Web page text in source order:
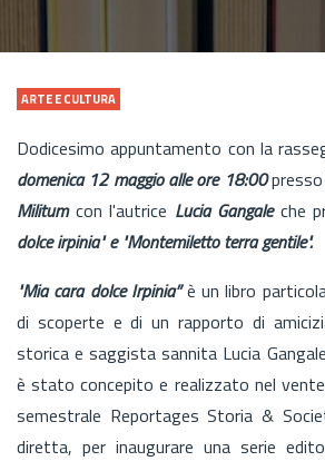
ARTE E CULTURA
Dodicesimo appuntamento con la
domenica 12 maggio alle ore 18:00
Militumcon l'autrice Lucia Gangaleche
dolce irpinia" e "Montemiletto terra gentile".
"Mia cara dolce Irpinia”è un libro
di scoperte e di un rapporto di
storica e saggista sannita Lucia
è stato concepito e realizzato nel
semestrale Reportages Storia &
diretta, per inaugurare una serie